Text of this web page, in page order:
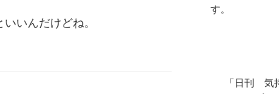
いんだけどね。
す。
「日刊 気